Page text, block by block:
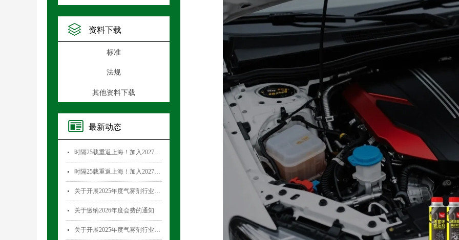
资料下载
标准
法规
其他资料下载
最新动态
넷 时隔25载重返上海！加入2027国际气雾剂与金属容器展览会，直面30,000+全球买家！
넷 时隔25载重返上海！加入2027国际气雾剂与金属容器展览会，直面30,000+全球买家！
넷 关于开展2025年度气雾剂行业数据统计工作的通知
넷 关于缴纳2026年度会费的通知
넷 关于开展2025年度气雾剂行业数据统计工作的通知